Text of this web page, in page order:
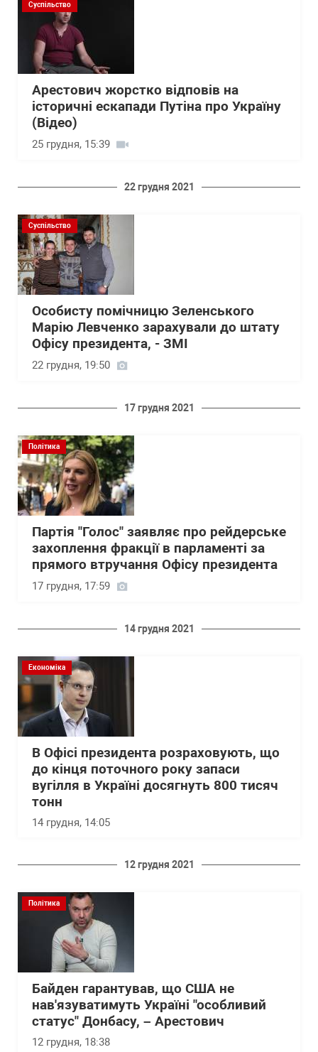
Суспільство
Арестович жорстко відповів на
історичні ескапади Путіна про Україну
(Відео)
25 грудня, 15:39
22 грудня 2021
Суспільство
Особисту помічницю Зеленського
Марію Левченко зарахували до штату
Офісу президента, - ЗМІ
22 грудня, 19:50
17 грудня 2021
Політика
Партія "Голос" заявляє про рейдерське
захоплення фракції в парламенті за
прямого втручання Офісу президента
17 грудня, 17:59
14 грудня 2021
Економіка
В Офісі президента розраховують, що
до кінця поточного року запаси
вугілля в Україні досягнуть 800 тисяч
тонн
14 грудня, 14:05
12 грудня 2021
Політика
Байден гарантував, що США не
нав'язуватимуть Україні "особливий
статус" Донбасу, – Арестович
12 грудня, 18:38